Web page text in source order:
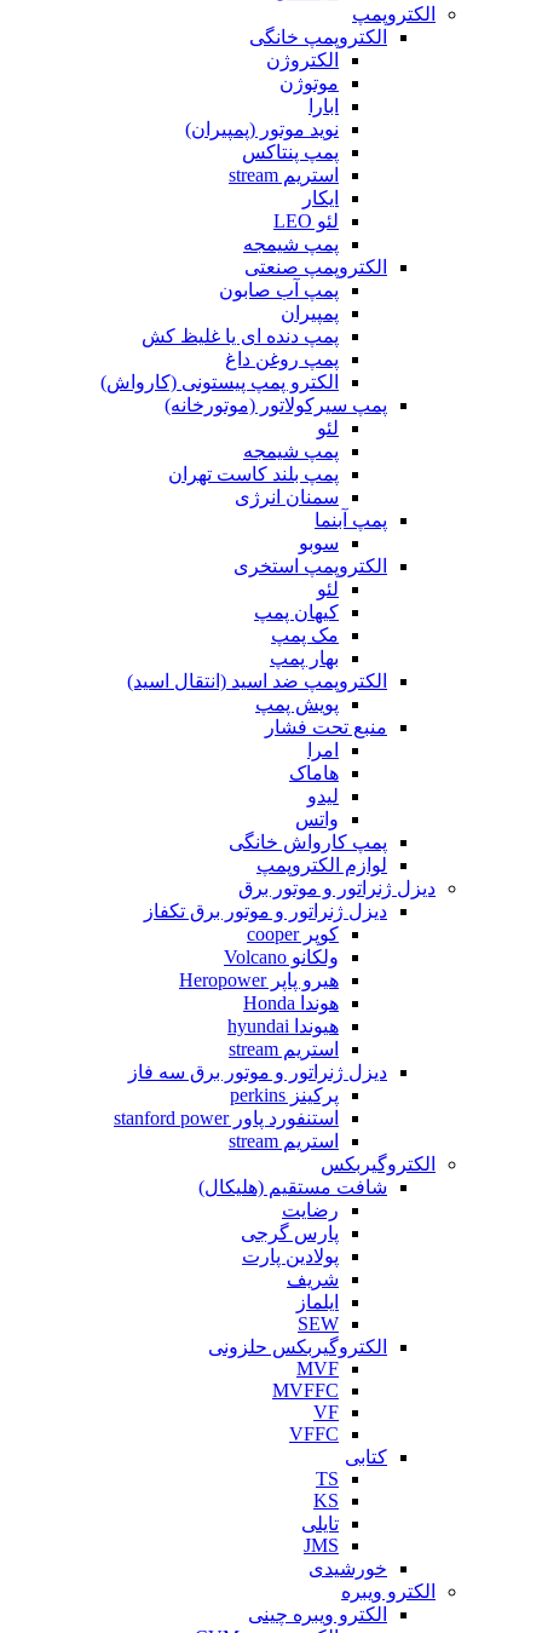
الکتروپمپ
الکتروپمپ خانگی
الکتروژن
موتوژن
ابارا
نوید موتور (پمپیران)
پمپ پنتاکس
استریم stream
ایکار
لئو LEO
پمپ شیمجه
الکتروپمپ صنعتی
پمپ آب صابون
پمپیران
پمپ دنده ای یا غلیظ کش
پمپ روغن داغ
الکترو پمپ پیستونی (کارواش)
پمپ سیرکولاتور (موتورخانه)
لئو
پمپ شیمجه
پمپ بلند کاست تهران
سمنان انرژی
پمپ آبنما
سوبو
الکتروپمپ استخری
لئو
کیهان پمپ
مک پمپ
بهار پمپ
الکتروپمپ ضد اسید (انتقال اسید)
پویش پمپ
منبع تحت فشار
امرا
هاماک
لیدو
واتس
پمپ کارواش خانگی
لوازم الکتروپمپ
دیزل ژنراتور و موتور برق
دیزل ژنراتور و موتور برق تکفاز
کوپر cooper
ولکانو Volcano
هیرو پاپر Heropower
هوندا Honda
هیوندا hyundai
استریم stream
دیزل ژنراتور و موتور برق سه فاز
پرکینز perkins
استنفورد پاور stanford power
استریم stream
الکتروگیربکس
شافت مستقیم (هلیکال)
رضایت
پارس گرجی
پولادین پارت
شریف
ایلماز
SEW
الکتروگیربکس حلزونی
MVF
MVFFC
VF
VFFC
کتابی
TS
KS
تایلی
JMS
خورشیدی
الکترو ویبره
الکترو ویبره چینی